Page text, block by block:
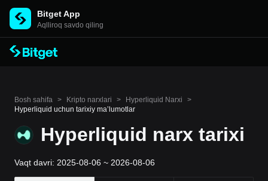
Bitget App
Aqlliroq savdo qiling
Bosh sahifa > Kripto narxlari > Hyperliquid Narxi
>
Hyperliquid uchun tarixiy maʼlumotlar
Hyperliquid narx tarixi
Vaqt davri: 2025-08-06 ~ 2026-08-06